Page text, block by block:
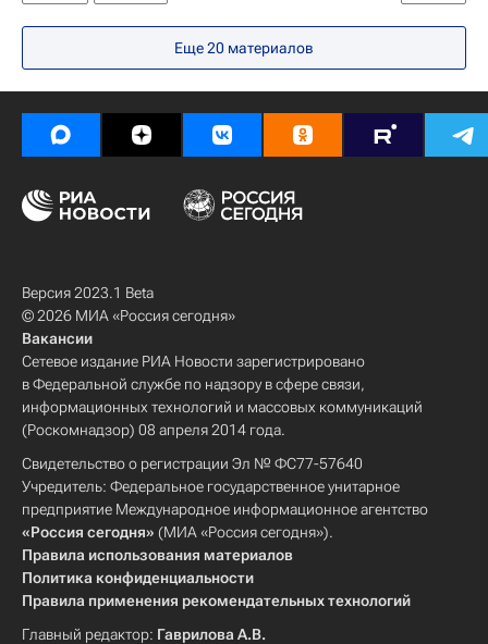
Балтийский федеральный университет
Наука
Университетская наука
Российские инновации
Качество жизни
Здоровье
Медицина диагностика
Еще 20 материалов
Версия 2023.1 Beta
© 2026 МИА «Россия сегодня»
Вакансии
Сетевое издание РИА Новости зарегистрировано
в Федеральной службе по надзору в сфере связи,
информационных технологий и массовых коммуникаций
(Роскомнадзор) 08 апреля 2014 года.
Свидетельство о регистрации Эл № ФС77-57640
Учредитель: Федеральное государственное унитарное
предприятие Международное информационное агентство
«Россия сегодня» (МИА «Россия сегодня»).
Правила использования материалов
Политика конфиденциальности
Правила применения рекомендательных технологий
Главный редактор: Гаврилова А.В.